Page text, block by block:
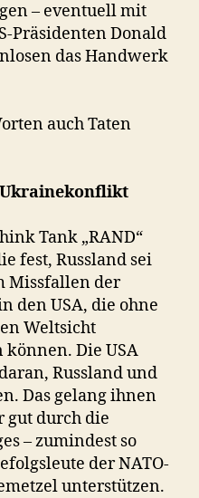
– eventuell mit
Präsidenten Donald
das Handwerk
auch Taten
Tank „RAND“
fest, Russland sei
Missfallen der
den USA, die ohne
Weltsicht
Die USA
Russland und
Das gelang ihnen
gut durch die
– zumindest so
der NATO-
unterstützen.